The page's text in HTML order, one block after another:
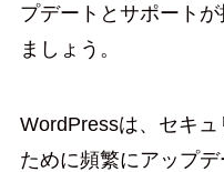
プデートとサポート
ましょう。
WordPressは、セキ
ために頻繁にアップ